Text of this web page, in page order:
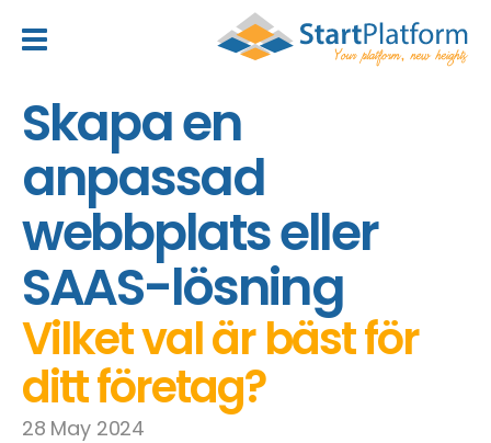
Skapa en
anpassad
webbplats eller
SAAS-lösning
Vilket val är bäst för
ditt företag?
28 May 2024
header_toggle_navigation